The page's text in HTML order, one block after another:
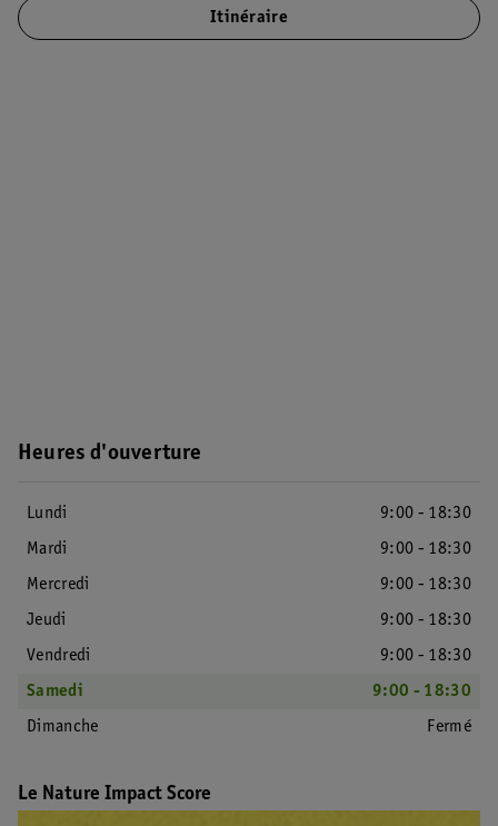
Itinéraire
Heures d'ouverture
Lundi
9:00 - 18:30
Mardi
9:00 - 18:30
Mercredi
9:00 - 18:30
Jeudi
9:00 - 18:30
Vendredi
9:00 - 18:30
Samedi
9:00 - 18:30
Dimanche
Fermé
Le Nature Impact Score